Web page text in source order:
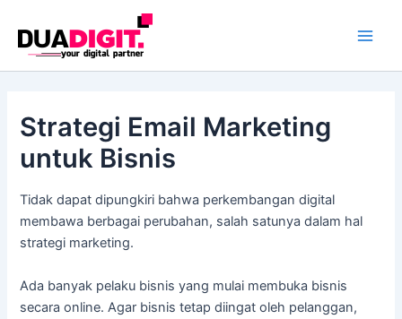
content
Strategi Email Marketing
untuk Bisnis
Tidak dapat dipungkiri bahwa perkembangan digital
membawa berbagai perubahan, salah satunya dalam hal
strategi marketing.
Ada banyak pelaku bisnis yang mulai membuka bisnis
secara online. Agar bisnis tetap diingat oleh pelanggan,